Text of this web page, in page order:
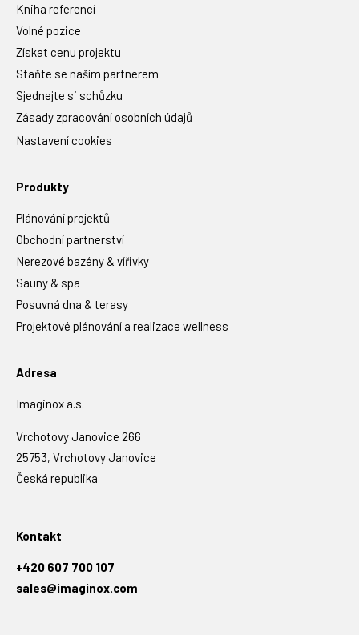
Kniha referencí
Volné pozice
Získat cenu projektu
Staňte se naším partnerem
Sjednejte si schůzku
Zásady zpracování osobních údajů
Nastavení cookies
Produkty
Plánování projektů
Obchodní partnerství
Nerezové bazény & vířivky
Sauny & spa
Posuvná dna & terasy
Projektové plánování a realizace wellness
Adresa
Imaginox a.s.
Vrchotovy Janovice 266
25753, Vrchotovy Janovice
Česká republika
Kontakt
+420 607 700 107
sales@imaginox.com